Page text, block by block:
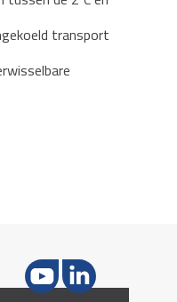
transport